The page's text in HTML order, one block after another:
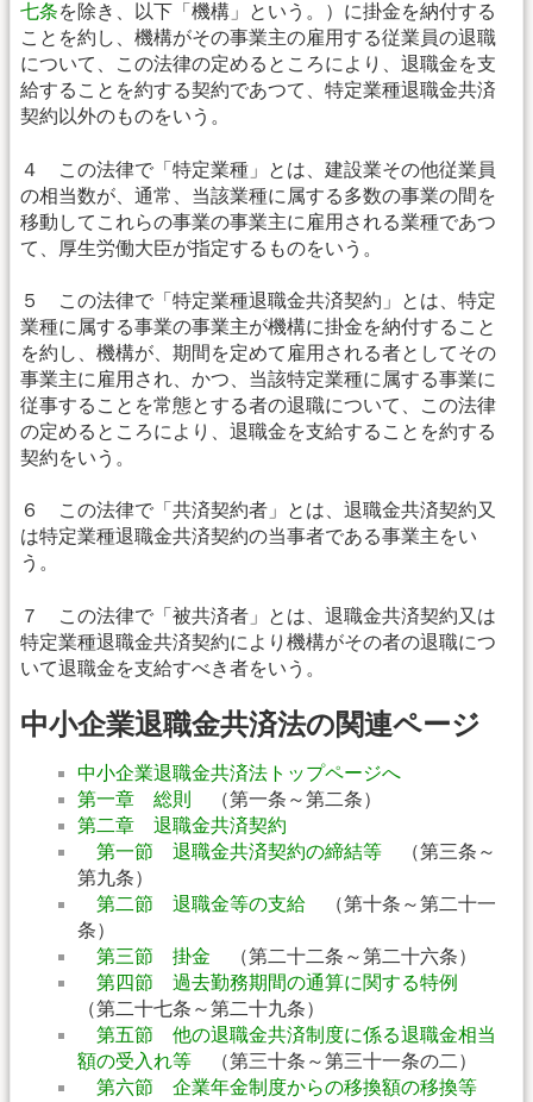
七条を除き、以下「機構」という。）に掛金を納付する
ことを約し、機構がその事業主の雇用する従業員の退職
について、この法律の定めるところにより、退職金を支
給することを約する契約であつて、特定業種退職金共済
契約以外のものをいう。
４ この法律で「特定業種」とは、建設業その他従業員
の相当数が、通常、当該業種に属する多数の事業の間を
移動してこれらの事業の事業主に雇用される業種であつ
て、厚生労働大臣が指定するものをいう。
５ この法律で「特定業種退職金共済契約」とは、特定
業種に属する事業の事業主が機構に掛金を納付すること
を約し、機構が、期間を定めて雇用される者としてその
事業主に雇用され、かつ、当該特定業種に属する事業に
従事することを常態とする者の退職について、この法律
の定めるところにより、退職金を支給することを約する
契約をいう。
６ この法律で「共済契約者」とは、退職金共済契約又
は特定業種退職金共済契約の当事者である事業主をい
う。
７ この法律で「被共済者」とは、退職金共済契約又は
特定業種退職金共済契約により機構がその者の退職につ
いて退職金を支給すべき者をいう。
中小企業退職金共済法の関連ページ
中小企業退職金共済法トップページへ
第一章 総則
（第一条～第二条）
第二章 退職金共済契約
第一節 退職金共済契約の締結等 （第三条～
第九条）
第二節 退職金等の支給 （第十条～第二十一
条）
第三節 掛金 （第二十二条～第二十六条）
第四節 過去勤務期間の通算に関する特例
（第二十七条～第二十九条）
第五節 他の退職金共済制度に係る退職金相当
額の受入れ等 （第三十条～第三十一条の二）
第六節 企業年金制度からの移換額の移換等